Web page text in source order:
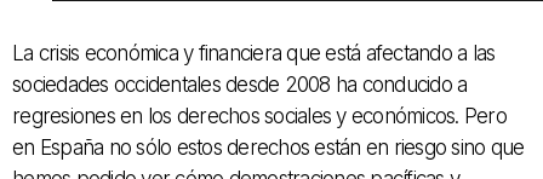
La crisis económica y financiera que está afectando a las
sociedades occidentales desde 2008 ha conducido a
regresiones en los derechos sociales y económicos. Pero
en España no sólo estos derechos están en riesgo sino que